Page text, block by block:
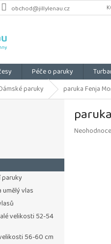
obchod@jillylenau.cz
Péče o paruky
paruky paruka Fenja
umělý vlas
velikosti 52-54
56-60 cm
Průměrné